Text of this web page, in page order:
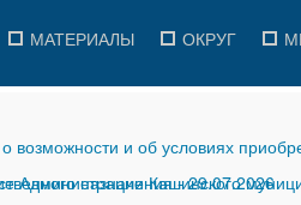
МАТЕРИАЛЫ ОКРУГ
и об условиях
назначения-29.07.2026
Администрации Кашинского